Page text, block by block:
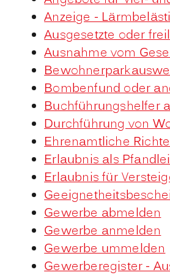
Anzeige -
Ausgesetzte oder
Ausnahme vom
Bombenfund oder
Buchführungshelfer
Durchführung von
Ehrenamtliche
Erlaubnis als
Erlaubnis für
Gewerbe abmelden
Gewerbe anmelden
Gewerbe ummelden
Gewerberegister -